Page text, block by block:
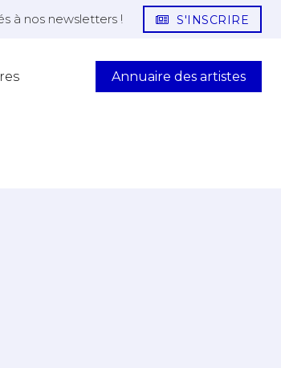
à nos newsletters ! S'INSCRIRE
Annuaire des artistes